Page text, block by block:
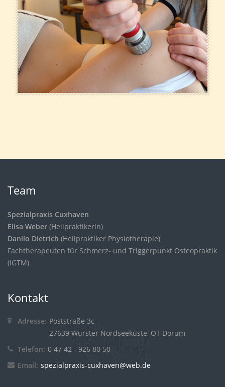
Team
Spezialpraxis Cuxhaven
Elisa Weber (Heilpraktikerin)
Danilo Dietrich (Heilpraktiker Physiotherapie)
Fachtherapeuten für Schmerz- und Triggerpunkt Osteopraktik
(IGTM)
Kontakt
Adresse: Poststraße 3c
27639 Wurster Nordseeküste, OT Dorum
Telefon: 0 47 42 - 926 80 50
Email: spezialpraxis-cuxhaven@web.de